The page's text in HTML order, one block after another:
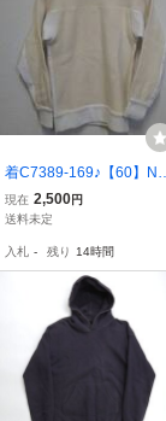
着C7389-169♪【60】
OOLYWOOD セーター 36
サイズ 162-KT06 ホワイ
現在 2,500円
送料未定
入札 - 残り 14時間